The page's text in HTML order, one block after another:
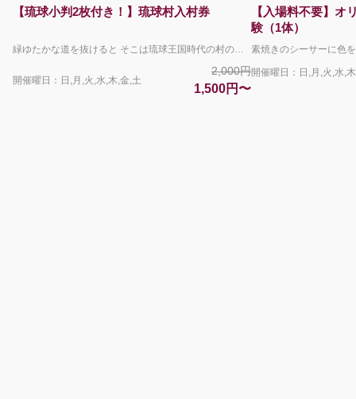
【琉球小判2枚付き！】琉球村入村券
緑ゆたかな道を抜けると そこは琉球王国時代の村の中 国に登録された有形文化財の古民家が立ち並び 今も生き続けている 450年続いた琉球の名残 三線とエイサーの音が響き渡り 踊りだす村人たち どこか懐かしい お腹も心も満たす ちょっと不思議な沖縄料理 じぶんの手でつくる伝統工芸は 旅の思い出とともに お持ち帰り みて きいて ふれて 古き良き琉球の世界を満喫してください 毎日4回（10:00/12:00/14:00/16:00）エイサーショーを開催。 勇壮なパフォーマンスをご覧いただけます。 その他お食事処・体験教室と楽しさ盛沢山で沖縄を満喫して頂けます。 園内では、キッズ向けのスタンプラリーや大人のかたまでお楽しみいただける謎解き脱出ゲームも開催中！ 予約限定で琉球小判2枚をプレゼント！ 琉球村内で、お買い物や体験のお支払いにご利用いただける園内通貨です。 ＊沖縄県民の方へのご注意＊ 沖縄県に在住していることを証明できる顔写真付き身分証をお持ちの場合、こちらのページで販売しているチケットとは異なる入園料が割引となる現地限定のサービスがございます（県民割）。 こちらのプランをご予約されているお客様につきましては県民割を適用することができませんので、沖縄県民のかたは、この予約サイトを利用せずに直接琉球村へお越しいただき、別途県民割チケットを現地でお買い求めください。 ＜キャンセルポリシーについて＞ ご利用日当日の9:00からお取消料が発生いたします。 下記の場合はお取消料は発生いたしません。 ・琉球村が臨時休園となった場合（台風による路線バスの運休など） ・荒天・自然災害などにより旅行を実施することが困難となった場合
開催曜日：日,月,火,水,木,金,土
2,000円
1,500円〜
【入場料不要】オ
験（1体）
開催曜日：日,月,火,水,